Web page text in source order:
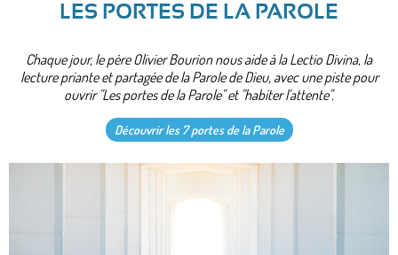
LES PORTES DE LA PAROLE
Chaque jour, le père Olivier Bourion nous aide à la Lectio Divina, la
lecture priante et partagée de la Parole de Dieu, avec une piste pour
ouvrir "Les portes de la Parole" et "habiter l'attente".
Découvrir les 7 portes de la Parole